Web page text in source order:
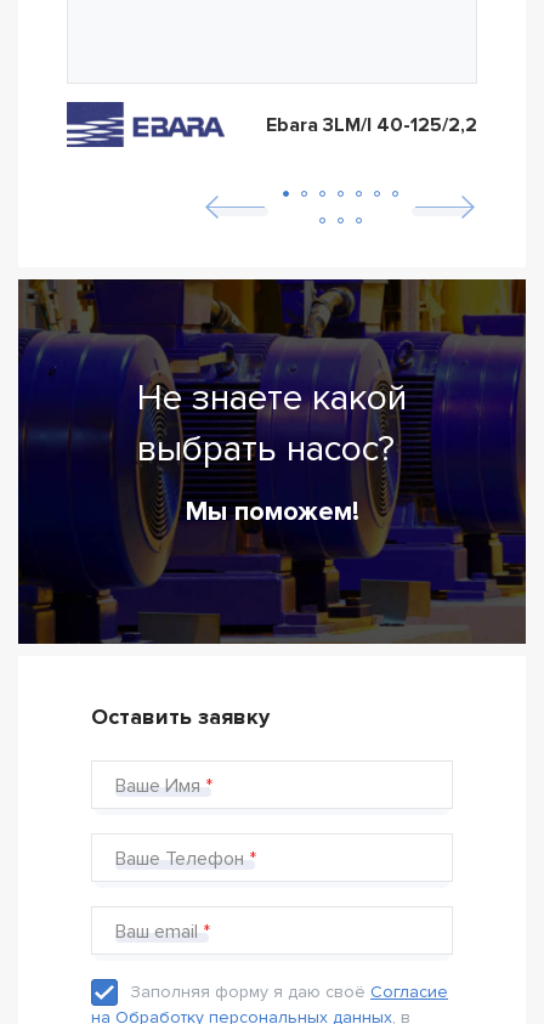
Ebara 3LM/I 40-125/2,2
Не знаете какой
выбрать насос?
Мы поможем!
Оставить заявку
Ваше Имя
Ваше Телефон
Ваш email
Заполняя форму я даю своё Согласие
на Обработку персональных данных, в